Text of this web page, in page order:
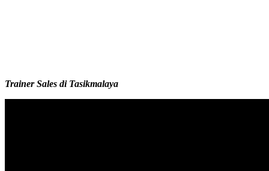
Trainer Sales di Tasikmalaya